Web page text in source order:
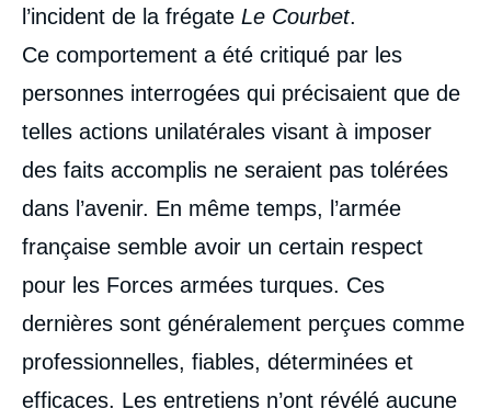
l’incident de la frégate Le Courbet.
Ce comportement a été critiqué par les
personnes interrogées qui précisaient que de
telles actions unilatérales visant à imposer
des faits accomplis ne seraient pas tolérées
dans l’avenir. En même temps, l’armée
française semble avoir un certain respect
pour les Forces armées turques. Ces
dernières sont généralement perçues comme
professionnelles, fiables, déterminées et
efficaces. Les entretiens n’ont révélé aucune